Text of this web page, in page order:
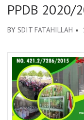
PPDB 2020/
BY SDIT FATAHILLAH